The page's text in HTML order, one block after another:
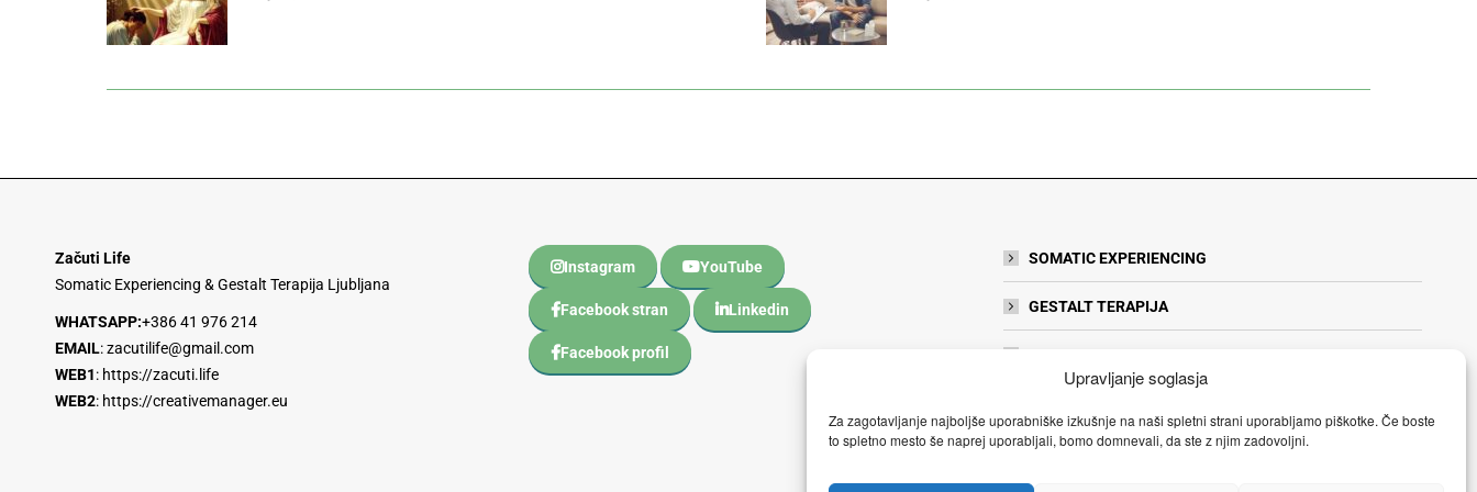
Upravljanje soglasja
Za zagotavljanje najboljše uporabniške izkušnje na naši spletni strani uporabljamo piškotke. Če boste
to spletno mesto še naprej uporabljali, bomo domnevali, da ste z njim zadovoljni.
Začuti Life
Somatic Experiencing & Gestalt Terapija Ljubljana
WHATSAPP:+386 41 976 214
EMAIL:zacutilife@gmail.com
WEB1: https://zacuti.life
WEB2: https://creativemanager.eu
Instagram YouTube
Facebook stran Linkedin
Facebook profil
SOMATIC EXPERIENCING
GESTALT TERAPIJA